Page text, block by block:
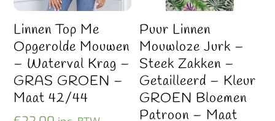
Linnen Top Me
Opgerolde Mouwen
– Waterval Krag –
GRAS GROEN –
Maat 42/44
Puur Linnen
Mouwloze Jurk –
Steek Zakken –
Getailleerd – Kleur
GROEN Bloemen
Patroon – Maat